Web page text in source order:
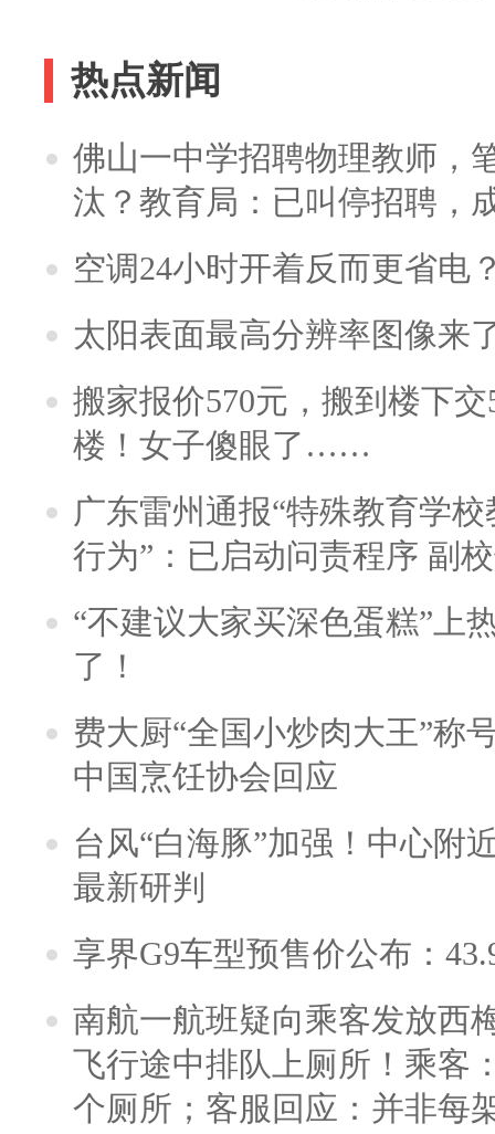
热点新闻
佛山一中学招聘物理教师，
汰？教育局：已叫停招聘，
空调24小时开着反而更省电
太阳表面最高分辨率图像来
搬家报价570元，搬到楼下
楼！女子傻眼了……
广东雷州通报“特殊教育学
行为”：已启动问责程序 副
“不建议大家买深色蛋糕”上
了！
费大厨“全国小炒肉大王”称
中国烹饪协会回应
台风“白海豚”加强！中心附
最新研判
享界G9车型预售价公布：
南航一航班疑向乘客发放西
飞行途中排队上厕所！乘客
个厕所；客服回应：并非每